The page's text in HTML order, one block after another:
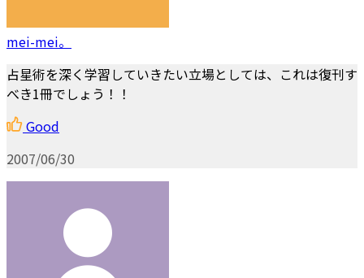
mei-mei。
占星術を深く学習していきたい立場としては、これは復刊す
べき1冊でしょう！！
Good
2007/06/30